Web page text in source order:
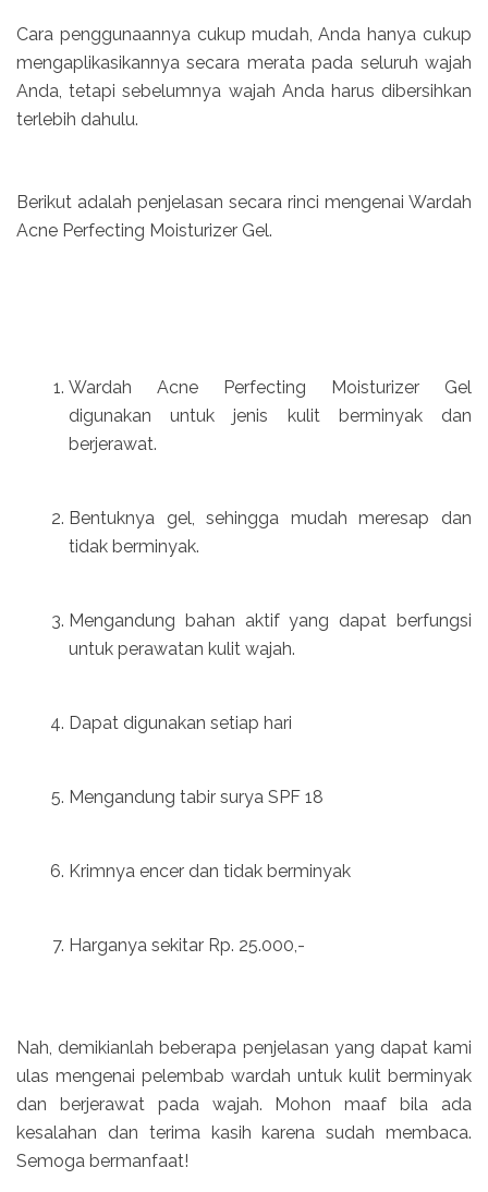
Cara penggunaannya cukup mudah, Anda hanya cukup
mengaplikasikannya secara merata pada seluruh wajah
Anda, tetapi sebelumnya wajah Anda harus dibersihkan
terlebih dahulu.
Berikut adalah penjelasan secara rinci mengenai Wardah
Acne Perfecting Moisturizer Gel.
Wardah Acne Perfecting Moisturizer Gel
digunakan untuk jenis kulit berminyak dan
berjerawat.
Bentuknya gel, sehingga mudah meresap dan
tidak berminyak.
Mengandung bahan aktif yang dapat berfungsi
untuk perawatan kulit wajah.
Dapat digunakan setiap hari
Mengandung tabir surya SPF 18
Krimnya encer dan tidak berminyak
Harganya sekitar Rp. 25.000,-
Nah, demikianlah beberapa penjelasan yang dapat kami
ulas mengenai pelembab wardah untuk kulit berminyak
dan berjerawat pada wajah. Mohon maaf bila ada
kesalahan dan terima kasih karena sudah membaca.
Semoga bermanfaat!